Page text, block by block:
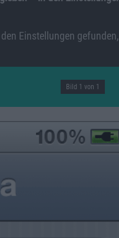
Einstellungen gefunden,
Bild 1 von 1